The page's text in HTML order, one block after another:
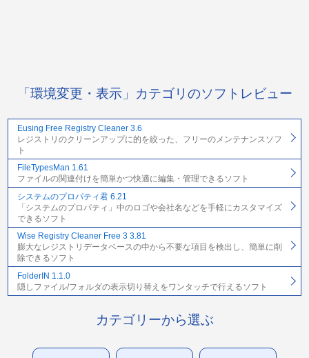
「環境変更・表示」カテゴリのソフトレビュー
Eusing Free Registry Cleaner 3.6
レジストリのクリーンアップに的を絞った、フリーのメンテナンスソフ
ト
FileTypesMan 1.61
ファイルの関連付けを簡単かつ快適に編集・管理できるソフト
システムのプロパティ君 6.21
「システムのプロパティ」中のロゴや会社名などを手軽にカスタマイズ
できるソフト
Wise Registry Cleaner Free 3 3.81
膨大なレジストリデータベースの中から不要な項目を検出し、簡単に削
除できるソフト
FolderIN 1.1.0
隠しファイル/フォルダの表示切り替えをワンタッチで行えるソフト
カテゴリーから選ぶ